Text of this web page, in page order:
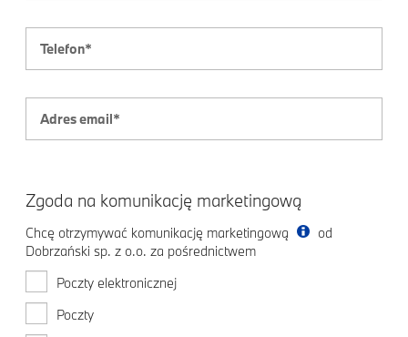
Zgoda na komunikację marketingową
Chcę otrzymywać komunikację marketingową
od
Dobrzański sp. z o.o. za pośrednictwem
Poczty elektronicznej
Poczty